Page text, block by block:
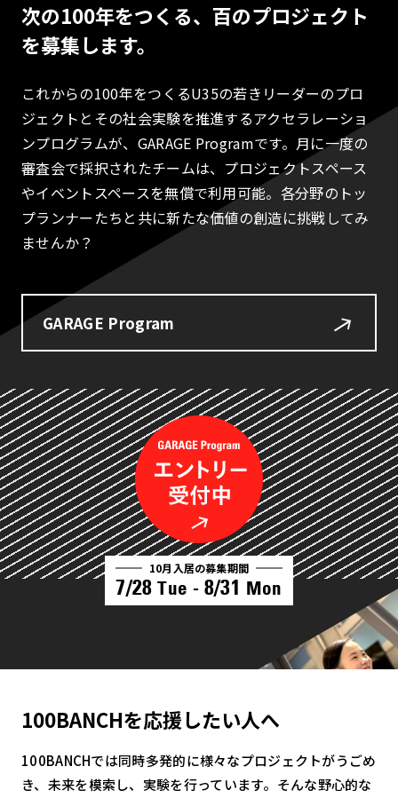
次の100年をつくる、百のプロジェクト
を募集します。
これからの100年をつくるU35の若きリーダーのプロ
ジェクトとその社会実験を推進するアクセラレーショ
ンプログラムが、GARAGE Programです。月に一度の
審査会で採択されたチームは、プロジェクトスペース
やイベントスペースを無償で利用可能。各分野のトッ
プランナーたちと共に新たな価値の創造に挑戦してみ
ませんか？
GARAGE Program
10月入居の募集期間
7/28 Tue - 8/31 Mon
100BANCHを応援したい人へ
100BANCHでは同時多発的に様々なプロジェクトがうごめ
き、未来を模索し、実験を行っています。そんな野心的な